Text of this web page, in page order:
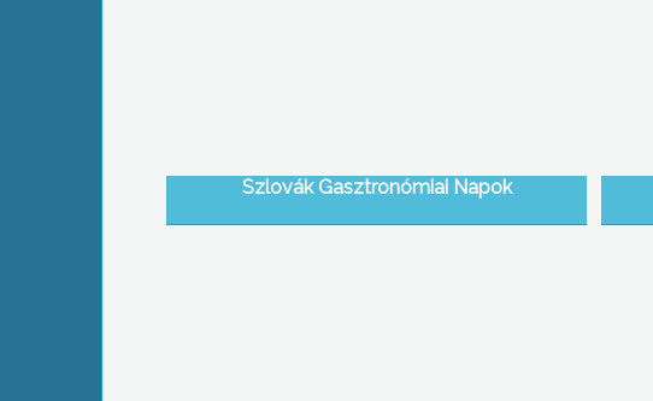
Szlovák Gasztronómiai Napok